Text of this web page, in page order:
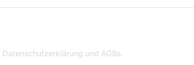
Datenschutzerklärung und AGBs.